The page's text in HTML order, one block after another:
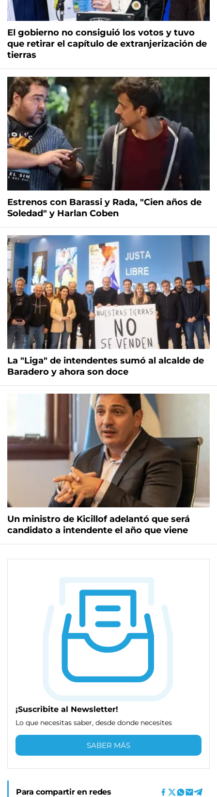
El gobierno no consiguió los votos y tuvo
que retirar el capítulo de extranjerización de
tierras
Estrenos con Barassi y Rada, "Cien años de
Soledad" y Harlan Coben
La "Liga" de intendentes sumó al alcalde de
Baradero y ahora son doce
Un ministro de Kicillof adelantó que será
candidato a intendente el año que viene
¡Suscribite al Newsletter!
Lo que necesitas saber, desde donde necesites
SABER MÁS
Para compartir en redes